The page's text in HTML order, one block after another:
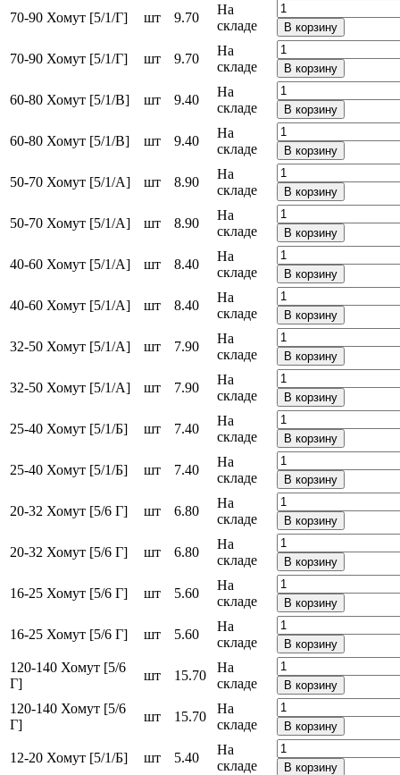
70-90 Хомут [5/1/Г] шт 9.70
На
складе
В корзину
70-90 Хомут [5/1/Г] шт 9.70
На
складе
В корзину
60-80 Хомут [5/1/В] шт 9.40
На
складе
В корзину
60-80 Хомут [5/1/В] шт 9.40
На
складе
В корзину
50-70 Хомут [5/1/A] шт 8.90
На
складе
В корзину
50-70 Хомут [5/1/A] шт 8.90
На
складе
В корзину
40-60 Хомут [5/1/A] шт 8.40
На
складе
В корзину
40-60 Хомут [5/1/A] шт 8.40
На
складе
В корзину
32-50 Хомут [5/1/A] шт 7.90
На
складе
В корзину
32-50 Хомут [5/1/A] шт 7.90
На
складе
В корзину
25-40 Хомут [5/1/Б] шт 7.40
На
складе
В корзину
25-40 Хомут [5/1/Б] шт 7.40
На
складе
В корзину
20-32 Хомут [5/6 Г] шт 6.80
На
складе
В корзину
20-32 Хомут [5/6 Г] шт 6.80
На
складе
В корзину
16-25 Хомут [5/6 Г] шт 5.60
На
складе
В корзину
16-25 Хомут [5/6 Г] шт 5.60
На
складе
В корзину
120-140 Хомут [5/6
Г]
шт 15.70
На
складе
В корзину
120-140 Хомут [5/6
Г]
шт 15.70
На
складе
В корзину
12-20 Хомут [5/1/Б] шт 5.40
На
складе
В корзину